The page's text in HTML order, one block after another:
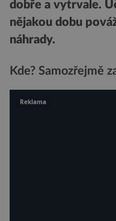
dobře a vytrvale.
nějakou dobu
náhrady.
Kde? Samozřejmě
Reklama